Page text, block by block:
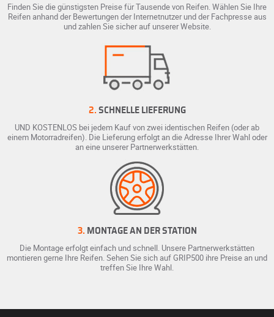
Finden Sie die günstigsten Preise für Tausende von Reifen. Wählen Sie Ihre
Reifen anhand der Bewertungen der Internetnutzer und der Fachpresse aus
und zahlen Sie sicher auf unserer Website.
2. SCHNELLE LIEFERUNG
UND KOSTENLOS bei jedem Kauf von zwei identischen Reifen (oder ab
einem Motorradreifen). Die Lieferung erfolgt an die Adresse Ihrer Wahl oder
an eine unserer Partnerwerkstätten.
3. MONTAGE AN DER STATION
Die Montage erfolgt einfach und schnell. Unsere Partnerwerkstätten
montieren gerne Ihre Reifen. Sehen Sie sich auf GRIP500 ihre Preise an und
treffen Sie Ihre Wahl.